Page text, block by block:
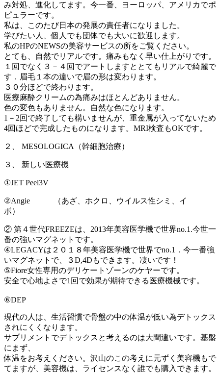
み対処、進化してます。今一番、ヨーロッパ、アメリカでポ
ピュラーです。
私は、このたび日本の発展の責任者になりました。
学びたい人、個人でも団体でも大いに歓迎します。
私のHPのNEWSの美容サービスの所をご覧ください。
とても、自然でリアルです。痛みもなく早い仕上がりです。
１回でなく３－４回でアートしますととてもリアルで綺麗で
す．眉毛１本の違いで眉の形は変わります。
３０分ほどで終わります。
医療麻酔クリームの為痛みはほとんどありません。
色の変色もありません。自然な色になります。
1－2回で終了しても構いませんが、重金属が入ってないため
4回ほどで完成したものになります。MRI検査もOKです。
２、 MESOLOGICA（幹細胞治療）
３、 新しい医療機
①JET Peel3V
②Angie （あざ、ホクロ、ウイルス性シミ、イ
ボ）
② 第４世代FREEZEは、2013年美容医学機で世界no.1.今世一
番の強いマグネットです。
④LEGACYは２０１８年美容医学機で世界でno.1．今一番強
いマグネットで、３D,4Dもできます。凄いです！
⑤Fiore女性専用のデリケートゾーンのケヤーです。
安全で心地よさで1回で効果が期待できる医療機械です。
⑥DEP
現代の人は、生活習慣で骨盤の中の体温が低い為デトックス
されにくくなります。
サプリメントでデトックスと考えるのは大間違いです。基盤
にまず、
体温をお考えください。沢山のこの考えに元ずく美容機もで
てますが、美容機は、ライセンスなく誰でも購入できます。